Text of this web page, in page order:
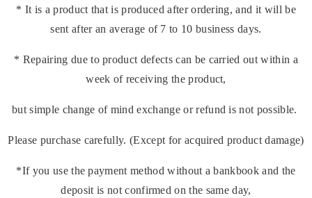
* It is a product that is produced after ordering, and it will be
sent after an average of 7 to 10 business days.
* Repairing due to product defects can be carried out within a
week of receiving the product,
but simple change of mind exchange or refund is not possible.
Please purchase carefully. (Except for acquired product damage)
*If you use the payment method without a bankbook and the
deposit is not confirmed on the same day,